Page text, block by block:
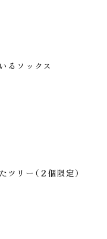
るソックス
リー（２個限定）